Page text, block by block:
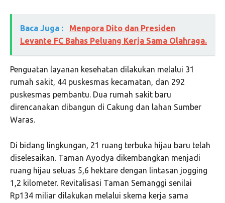
Baca Juga :
Menpora Dito dan Presiden
Levante FC Bahas Peluang Kerja Sama Olahraga.
Penguatan layanan kesehatan dilakukan melalui 31
rumah sakit, 44 puskesmas kecamatan, dan 292
puskesmas pembantu. Dua rumah sakit baru
direncanakan dibangun di Cakung dan lahan Sumber
Waras.
Di bidang lingkungan, 21 ruang terbuka hijau baru telah
diselesaikan. Taman Ayodya dikembangkan menjadi
ruang hijau seluas 5,6 hektare dengan lintasan jogging
1,2 kilometer. Revitalisasi Taman Semanggi senilai
Rp134 miliar dilakukan melalui skema kerja sama